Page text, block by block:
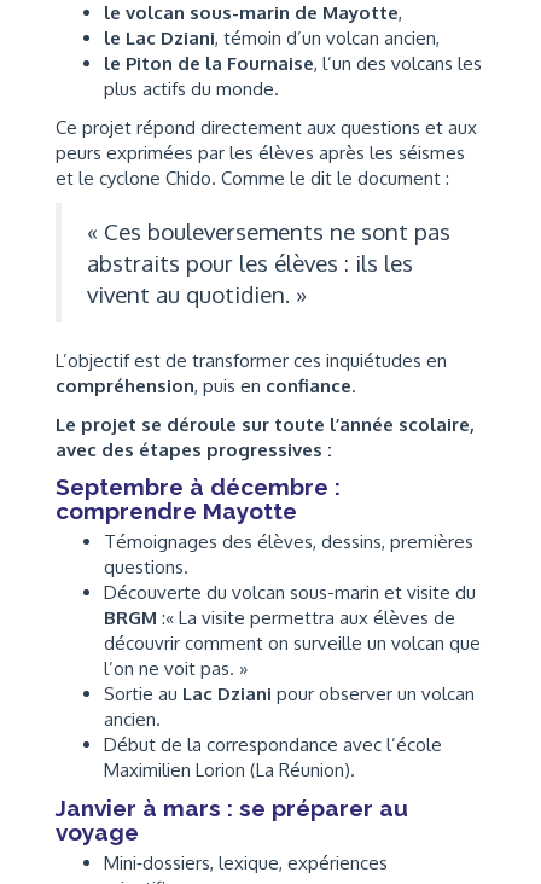
le volcan sous-marin de Mayotte,
le Lac Dziani, témoin d’un volcan ancien,
le Piton de la Fournaise, l’un des volcans les
plus actifs du monde.
Ce projet répond directement aux questions et aux
peurs exprimées par les élèves après les séismes
et le cyclone Chido. Comme le dit le document :
« Ces bouleversements ne sont pas
abstraits pour les élèves : ils les
vivent au quotidien. »
L’objectif est de transformer ces inquiétudes en
compréhension, puis en confiance.
Le projet se déroule sur toute l’année scolaire,
avec des étapes progressives :
Septembre à décembre :
comprendre Mayotte
Témoignages des élèves, dessins, premières
questions.
Découverte du volcan sous-marin et visite du
BRGM :« La visite permettra aux élèves de
découvrir comment on surveille un volcan que
l’on ne voit pas. »
Sortie au Lac Dziani pour observer un volcan
ancien.
Début de la correspondance avec l’école
Maximilien Lorion (La Réunion).
Janvier à mars : se préparer au
voyage
Mini‑dossiers, lexique, expériences